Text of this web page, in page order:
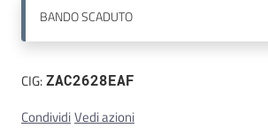
BANDOSCADUTO
CIG:ZAC2628EAF
CondividiVedi azioni